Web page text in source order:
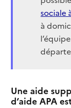
sociale
à
Une aide
d’aide APA